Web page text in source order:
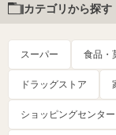
カテゴリから探す
スーパー 食品・
ドラッグストア
ショッピングセンタ